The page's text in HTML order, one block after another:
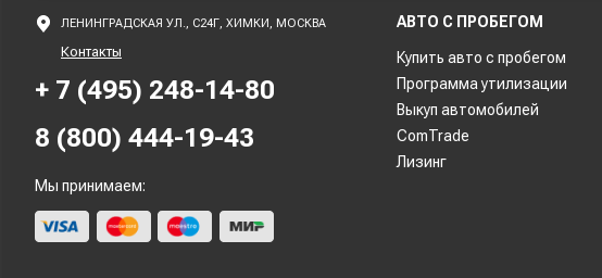
ЛЕНИНГРАДСКАЯ УЛ., С24Г, ХИМКИ, МОСКВА
Контакты
+ 7 (495) 248-14-80
8 (800) 444-19-43
Мы принимаем:
АВТО С ПРОБЕГОМ
Купить авто с пробегом
Программа утилизации
Выкуп автомобилей
ComTrade
Лизинг